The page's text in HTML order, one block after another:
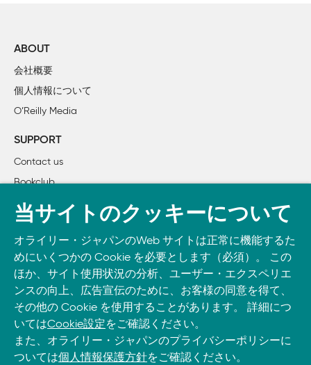
Project: 空き缶で作るスターリングエンジン
D.I.Y: インナーイヤー式イヤフォンのパッド
D.I.Y: ラン・ララ・ラン（ハムスター発電所）
D.I.Y: スパイダーライフル
D.I.Y: PalmPilotノートブック
D.I.Y: 10ドルでできるスードスコープ
PRIMER: プリント基板を作る
DORKBOT TΩKYΩ
TOOLBOX
スピンアウト
ブリティッシュコロンビアで成長するツリーハウス
1+2+3: 4ビットバイナリカードソーター
Homebrew: アインシュタインのアンプをリメイクする
ABOUT
会社概要
個人情報について
O’Reilly Media
SUPPORT
Contact us
Bookclub
書籍注文
Take O’Reilly with you and learn anywhere, anytime on your
phone
and tablet.
当サイトのクッキーについて
オライリー・ジャパンのWeb サイトは正常に機能するた
めにいくつかの Cookie を必要とします（必須）。 この
ほか、サイト使用状況の分析、ユーザー・エクスペリエ
ンスの向上、広告宣伝のために、お客様の同意を得て、
その他の Cookie を使用することがあります。 詳細につ
いてはCookie設定をご確認ください。
また、オライリー・ジャパンのプライバシーポリシーに
ついては個人情報保護方針をご確認ください。